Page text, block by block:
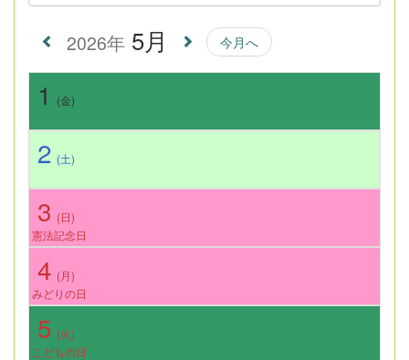
2026年 5月 今月へ
1 (金)
2 (土)
3 (日)
憲法記念日
4 (月)
みどりの日
5 (火)
こどもの日